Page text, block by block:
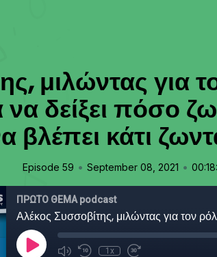
μιλώντας για
δείξει πόσο
βλέπει κάτι
Episode 59 • September 08, 2021 •
ΠΡΩΤΟ ΘΕΜΑ podcast
1x